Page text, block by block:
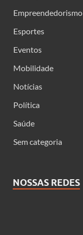
Empreendedorismo
Esportes
Eventos
Mobilidade
Notícias
Política
Saúde
Sem categoria
NOSSAS REDES